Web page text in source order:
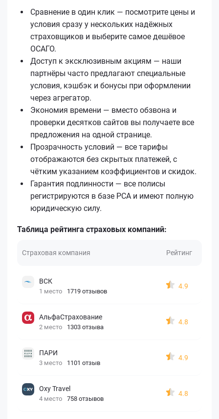
Сравнение в один клик — посмотрите цены и
условия сразу у нескольких надёжных
страховщиков и выберите самое дешёвое
ОСАГО.
Доступ к эксклюзивным акциям — наши
партнёры часто предлагают специальные
условия, кэшбэк и бонусы при оформлении
через агрегатор.
Экономия времени — вместо обзвона и
проверки десятков сайтов вы получаете все
предложения на одной странице.
Прозрачность условий — все тарифы
отображаются без скрытых платежей, с
чётким указанием коэффициентов и скидок.
Гарантия подлинности — все полисы
регистрируются в базе РСА и имеют полную
юридическую силу.
Таблица рейтинга страховых компаний:
Страховая компания Рейтинг
ВСК
1 место 1719 отзывов
4.9
АльфаСтрахование
2 место 1303 отзыва
4.8
ПАРИ
3 место 1101 отзыв
4.9
Oxy Travel
4 место 758 отзывов
4.8